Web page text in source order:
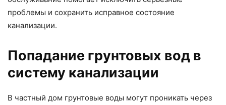
проблемы и сохранить исправное состояние
канализации.
Попадание грунтовых вод в
систему канализации
В частный дом грунтовые воды могут проникать через